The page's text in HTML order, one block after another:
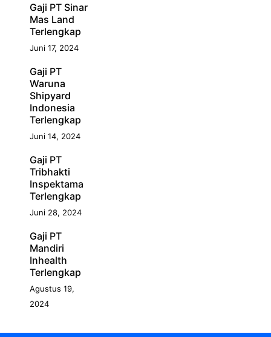
Gaji PT Sinar
Mas Land
Terlengkap
Juni 17, 2024
Gaji PT
Waruna
Shipyard
Indonesia
Terlengkap
Juni 14, 2024
Gaji PT
Tribhakti
Inspektama
Terlengkap
Juni 28, 2024
Gaji PT
Mandiri
Inhealth
Terlengkap
Agustus 19,
2024